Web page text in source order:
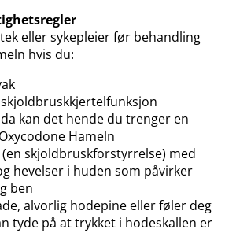
eller sykepleier før behandling
hvis du:
kan det hende du trenger en
Hameln
skjoldbruskforstyrrelse) med
hevelser i huden som påvirker
ben
alvorlig hodepine eller føler deg
tyde på at trykket i hodeskallen er